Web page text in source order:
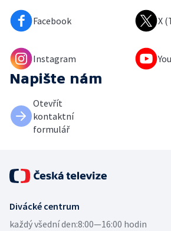
Facebook X
Instagram
Napište nám
Otevřít
kontaktní
formulář
Divácké centrum
každý všední den:8:00—16:00 hodin